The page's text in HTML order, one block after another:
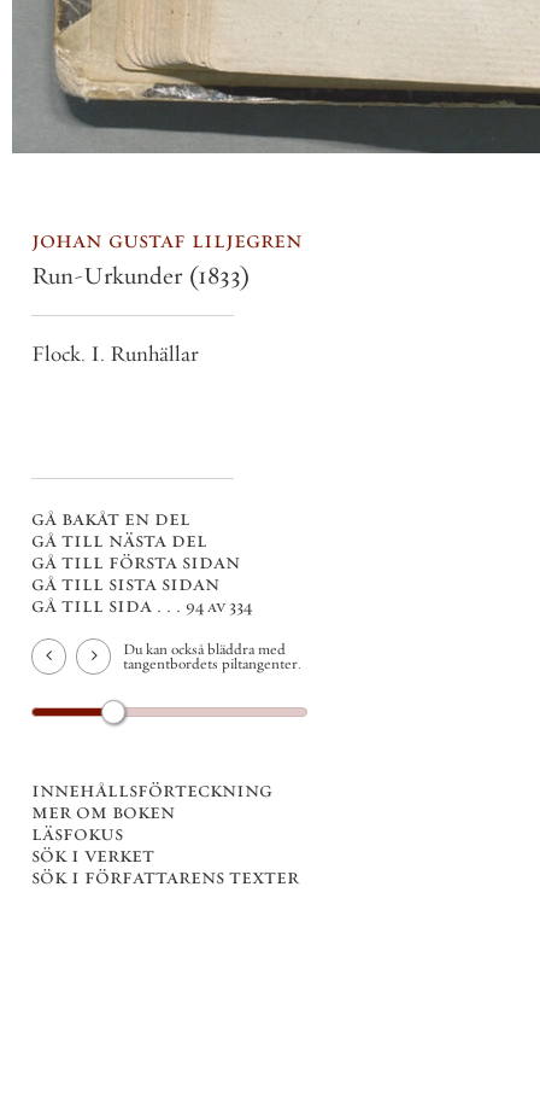
johan gustaf liljegren
Run-Urkunder (1833)
Flock. I. Runhällar
gå bakåt en del
gå till nästa del
gå till första sidan
gå till sista sidan
gå till sida . . . 94 av 334
Du kan också bläddra med
tangentbordets piltangenter.
innehållsförteckning
mer om boken
läsfokus
sök i verket
sök i författarens texter